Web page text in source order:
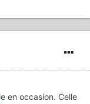
en occasion. Celle